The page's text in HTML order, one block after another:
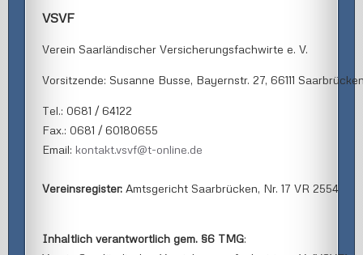
VSVF
Verein Saarländischer Versicherungsfachwirte e. V.
Vorsitzende: Susanne Busse, Bayernstr. 27, 66111
Tel.: 0681 / 64122
Fax.: 0681 / 60180655
Email: kontakt.vsvf@t-online.de
Vereinsregister:Amtsgericht Saarbrücken, Nr. 17 VR 2554
Inhaltlich verantwortlich gem. §6 TMG: